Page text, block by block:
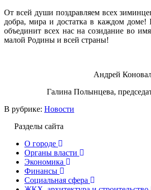
От всей души поздравляем всех
добра, мира и достатка в каждом доме!
объединит всех нас на созидание во
малой Родины и всей страны!
Андрей
Галина Полынцева,
В рубрике: Новости
Разделы сайта
О городе
Органы власти
Экономика
Финансы
Социальная сфера